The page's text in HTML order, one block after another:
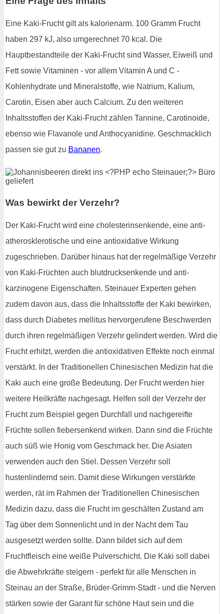
Eine Kaki-Frucht gilt als kalorienarm. 100 Gramm Frucht
haben 297 kJ, also umgerechnet 70 kcal. Die
Hauptbestandteile der Kaki-Frucht sind Wasser, Eiweiß und
Fett sowie Vitaminen - vor allem Vitamin A und C -
Kohlenhydrate und Mineralstoffe, wie Natrium, Kalium,
Carotin, Eisen aber auch Calcium. Zu den weiteren
Inhaltsstoffen der Kaki-Frucht zählen Tannine, Carotinoide,
ebenso wie Flavanole und Anthocyanidine. Geschmacklich
passen sie gut zu Bananen.
Was bewirkt der Verzehr?
Der Kaki-Frucht wird eine cholesterinsenkende, eine anti-
atherosklerotische und eine antioxidative Wirkung
zugeschrieben. Darüber hinaus hat der regelmäßige Verzehr
von Kaki-Früchten auch blutdrucksenkende und anti-
karzinogene Eigenschaften. Steinauer Experten gehen
zudem davon aus, dass die Inhaltsstoffe der Kaki bewirken,
dass durch Diabetes mellitus hervorgerufene Beschwerden
durch ihren regelmäßigen Verzehr gelindert werden. Wird die
Frucht erhitzt, werden die antioxidativen Effekte noch einmal
verstärkt. In der Traditionellen Chinesischen Medizin hat die
Kaki auch eine große Bedeutung. Der Frucht werden hier
weitere Heilkräfte nachgesagt. Helfen soll der Verzehr der
Frucht zum Beispiel gegen Durchfall und nachgereifte
Früchte sollen fiebersenkend wirken. Dann sind die Früchte
auch süß wie Honig vom Geschmack her. Die Asiaten
verwenden auch den Stiel. Dessen Verzehr soll
hustenlindernd sein. Damit diese Wirkungen verstärkte
werden, rät im Rahmen der Traditionellen Chinesischen
Medizin dazu, dass die Frucht im geschälten Zustand am
Tag über dem Sonnenlicht und in der Nacht dem Tau
ausgesetzt werden sollte. Dann bildet sich auf dem
Fruchtfleisch eine weiße Pulverschicht. Die Kaki soll dabei
die Abwehrkräfte steigern - perfekt für alle Menschen in
Steinau an der Straße, Brüder-Grimm-Stadt - und die Nerven
stärken sowie der Garant für schöne Haut sein und die